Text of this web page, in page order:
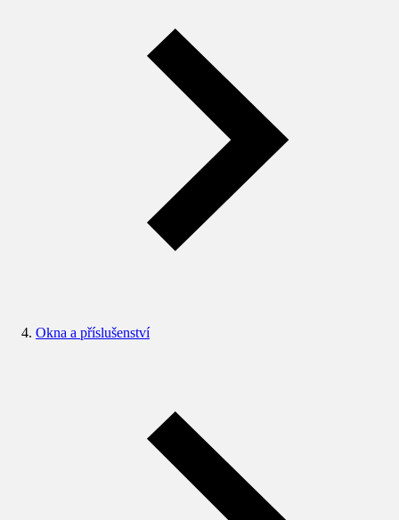
Okna a příslušenství